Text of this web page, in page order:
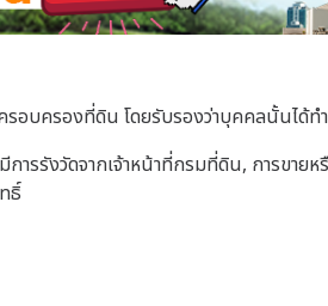
รอบครองที่ดิน โดยรับรองว่าบุคคลนั้นได้ท
รรังวัดจากเจ้าหน้าที่กรมที่ดิน, การขาย
ธิ์